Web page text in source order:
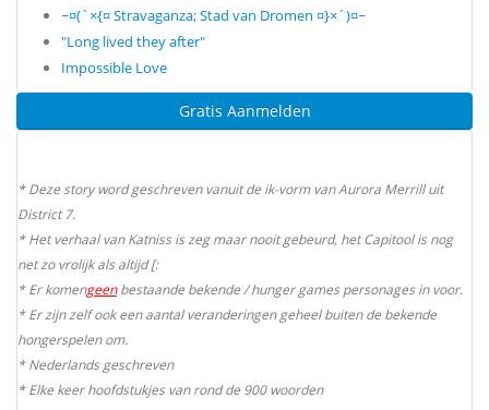
~¤(`×{¤ Stravaganza; Stad van Dromen ¤}×´)¤~
"Long lived they after"
Impossible Love
Gratis Aanmelden
* Deze story word geschreven vanuit de ik-vorm van Aurora Merrill uit
District 7.
* Het verhaal van Katniss is zeg maar nooit gebeurd, het Capitool is nog
net zo vrolijk als altijd [:
* Er komengeenbestaande bekende / hunger games personages in voor.
* Er zijn zelf ook een aantal veranderingen geheel buiten de bekende
hongerspelen om.
* Nederlands geschreven
* Elke keer hoofdstukjes van rond de 900 woorden